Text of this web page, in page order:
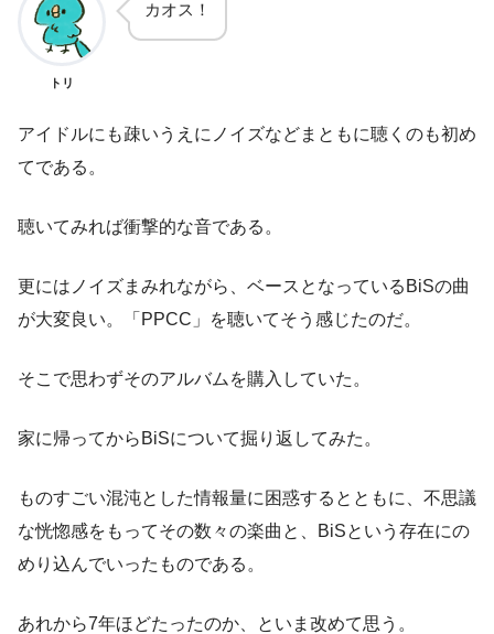
トリ
カオス！
アイドルにも疎いうえにノイズなどまともに聴くのも初め
てである。
聴いてみれば衝撃的な音である。
更にはノイズまみれながら、ベースとなっているBiSの曲
が大変良い。「PPCC」を聴いてそう感じたのだ。
そこで思わずそのアルバムを購入していた。
家に帰ってからBiSについて掘り返してみた。
ものすごい混沌とした情報量に困惑するとともに、不思議
な恍惚感をもってその数々の楽曲と、BiSという存在にの
めり込んでいったものである。
あれから7年ほどたったのか、といま改めて思う。